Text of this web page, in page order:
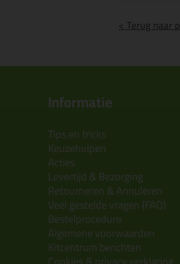
< Terug naar
Informatie
Tips en tricks
Keuzehulpen
Acties
Levertijd & Bezorging
Retourneren & Annuleren
Veel gestelde vragen (FAQ)
Bestelprocedure
Algemene voorwaarden
Kitcentrum berichten